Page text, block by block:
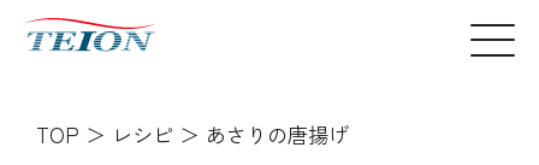
TOP レシピ あさりの唐揚げ